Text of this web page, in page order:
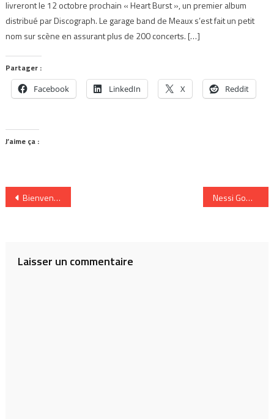
livreront le 12 octobre prochain « Heart Burst », un premier album
distribué par Discograph. Le garage band de Meaux s’est fait un petit
nom sur scène en assurant plus de 200 concerts. […]
Partager :
Facebook LinkedIn X Reddit
J’aime ça :
Navigation
Bienvenue aux alternatifs Nessi Gomes / IRIS / Parka & Velvet
Laisser un commentaire